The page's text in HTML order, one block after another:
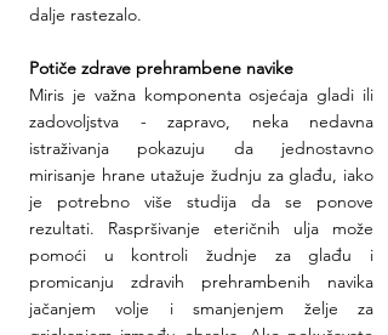
dalje rastezalo.
Potiče zdrave prehrambene navike
Miris je važna komponenta osjećaja gladi ili
zadovoljstva - zapravo, neka nedavna
istraživanja pokazuju da jednostavno
mirisanje hrane utažuje žudnju za glađu, iako
je potrebno više studija da se ponove
rezultati. Raspršivanje eteričnih ulja može
pomoći u kontroli žudnje za glađu i
promicanju zdravih prehrambenih navika
jačanjem volje i smanjenjem želje za